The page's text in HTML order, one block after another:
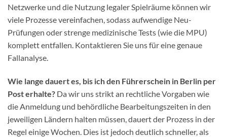
Netzwerke und die Nutzung legaler Spielräume können wir
viele Prozesse vereinfachen, sodass aufwendige Neu-
Prüfungen oder strenge medizinische Tests (wie die MPU)
komplett entfallen. Kontaktieren Sie uns für eine genaue
Fallanalyse.
Wie lange dauert es, bis ich den Führerschein in Berlin per
Post erhalte? Da wir uns strikt an rechtliche Vorgaben wie
die Anmeldung und behördliche Bearbeitungszeiten in den
jeweiligen Ländern halten müssen, dauert der Prozess in der
Regel einige Wochen. Dies ist jedoch deutlich schneller, als